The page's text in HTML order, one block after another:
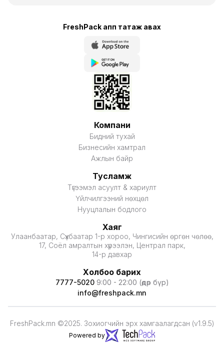
FreshPack апп татаж авaх
Компани
Бидний тухай
Бизнесийн хамтрал
Ажлын байр
Тусламж
Түгээмэл асуулт & хариулт
Үйлчилгээний нөхцөл
Нууцлалын бодлого
Хаяг
Улаанбаатар, Сүхбаатар 1-р хороо, Чингисийн өргөн чөлөө,
17, Соёл амралтын хүрээлэн, Централ парк,
14-р давхар
Холбоо барих
7777-5020 9:00 - 22:00 (өдөр бүр)
info@freshpack.mn
FreshPack.mn ©2025. Зохиогчийн эрх хамгаалагдсан (v1.9.5)
Powered by